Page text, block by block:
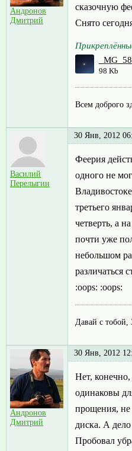
Андронов
Дмитрий
сказочную
Снято
98 Kb
Всем доброго
Василий
Перелыгин
30 Янв, 2012
Феерия
одного не
третьего
четверть, а
почти уже
небольшом
различаться
:oops: :oops:
Давай с
Андронов
Дмитрий
30 Янв, 2012
Нет,
одинаковы
прощения, не
диска. А
Пробовал